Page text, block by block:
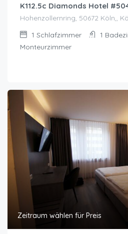
K112.5c Diamonds Hotel
Hohenzollernring, 50672 Köln,,
1 Schlafzimmer 1
Monteurzimmer
Zeitraum wählen für Preis